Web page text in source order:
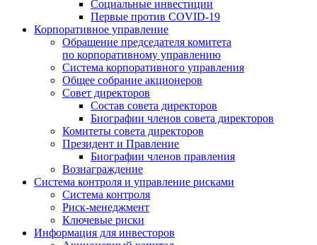
Социальные инвестиции
Первые против COVID‑19
Корпоративное управление
Обращение председателя комитета
по корпоративному управлению
Система корпоративного управления
Общее собрание акционеров
Совет директоров
Состав совета директоров
Биографии членов совета директоров
Комитеты совета директоров
Президент и Правление
Биографии членов правления
Вознаграждение
Система контроля и управление рисками
Система контроля
Риск-менеджмент
Ключевые риски
Информация для инвесторов